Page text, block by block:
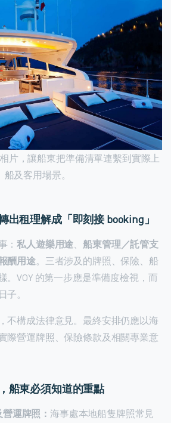
片，讓船東把準備清單連繫到實際上
船及客用場景。
出租理解成「即刻接 booking」
：私人遊樂用途、船東管理／託管支
酬用途。三者涉及的牌照、保險、船
。VOY 的第一步應是準備度檢視，而
。
不構成法律意見。最終安排仍應以海
際營運牌照、保險條款及相關專業意
船東必須知道的重點
運牌照：海事處本地船隻牌照常見